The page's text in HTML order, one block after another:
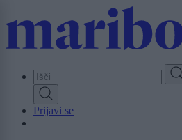
to
content
Prijavi se